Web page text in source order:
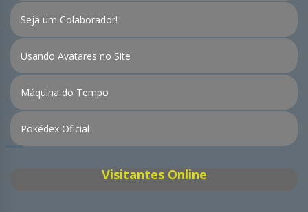
Seja um Colaborador!
Usando Avatares no Site
Máquina do Tempo
Pokédex Oficial
Visitantes Online